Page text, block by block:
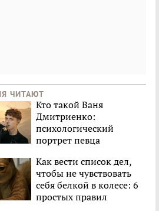
ЧИТАЮТ
Кто такой Ваня
Дмитриенко:
психологический
портрет певца
Как вести список дел,
чтобы не чувствовать
себя белкой в колесе: 6
простых правил